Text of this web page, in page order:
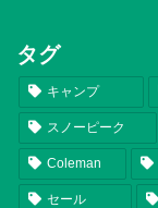
タグ
キャンプ
スノーピーク
Coleman
セール